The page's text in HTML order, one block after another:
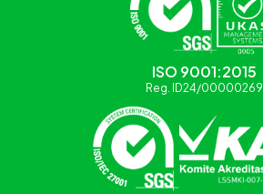
ISO 9001:2015
Reg. ID24/00000269